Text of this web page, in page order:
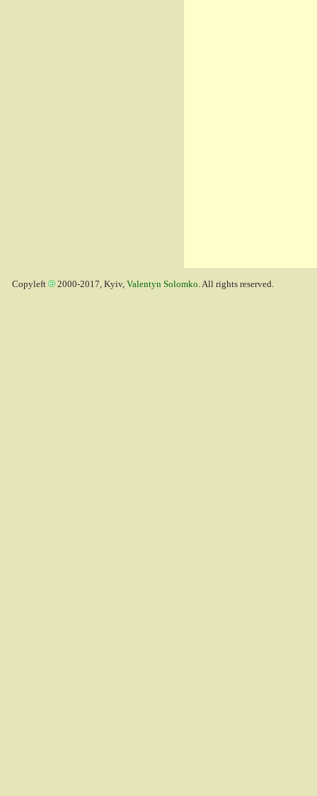
Copyleft 2000-2017, Kyiv, Valentyn Solomko. All rights reserved.